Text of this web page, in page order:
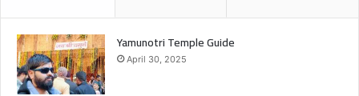
आ
ने
से
भं
को
Yamunotri Temple Guide
April 30, 2025